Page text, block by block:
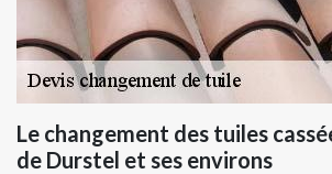
Le changement des tuiles
de Durstel et ses environs